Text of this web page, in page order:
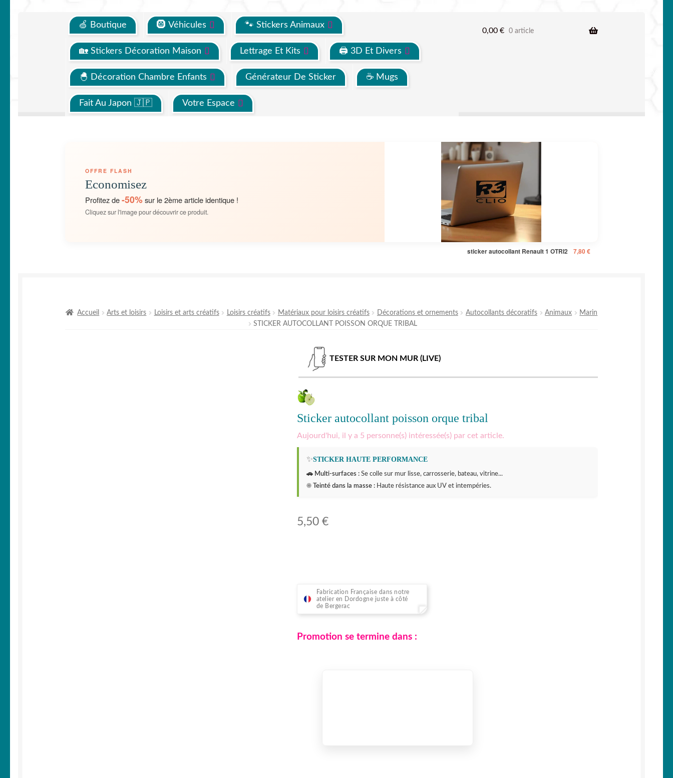
🍏 Boutique 🛞 Véhicules 🐾 Stickers Animaux
🏡 Stickers Décoration Maison Lettrage Et Kits 🖨 3D Et Divers
🐣 Décoration Chambre Enfants Générateur De Sticker ☕ Mugs
Fait Au Japon 🇯🇵 Votre Espace
0,00 € 0 article
OFFRE FLASH
Economisez
Profitez de-50%sur le 2ème article identique !
Cliquez sur l'image pour découvrir ce produit.
sticker autocollant Renault 1 OTRI2 7,80 €
Accueil Arts et loisirs Loisirs et arts créatifs Loisirs créatifs Matériaux pour loisirs créatifs Décorations et ornements Autocollants décoratifs Animaux
Marin
STICKER AUTOCOLLANT POISSON ORQUE TRIBAL
TESTER SUR MON MUR (LIVE)
Sticker autocollant poisson orque tribal
Aujourd'hui, il y a 5 personne(s) intéressée(s) par cet article.
✨STICKER HAUTE PERFORMANCE
🚗 Multi-surfaces :Se colle sur mur lisse, carrosserie, bateau, vitrine...
☀️ Teinté dans la masse :Haute résistance aux UV et intempéries.
5,50 €
Fabrication Française dans notre
atelier en Dordogne juste à côté
de Bergerac
Promotion se termine dans :